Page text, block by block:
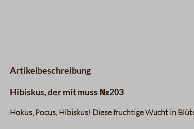
Artikelbeschreibung
Hibiskus, der mit muss №203
Hokus, Pocus, Hibiskus! Diese fruchtige Wucht in